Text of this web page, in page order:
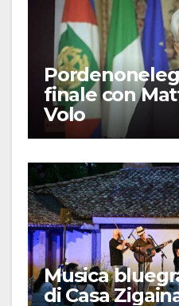
finale con
Volo
Musica
di Casa